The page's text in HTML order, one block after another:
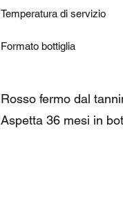
Temperatura di servizio
Formato bottiglia
Rosso fermo dal
Aspetta 36 mesi in